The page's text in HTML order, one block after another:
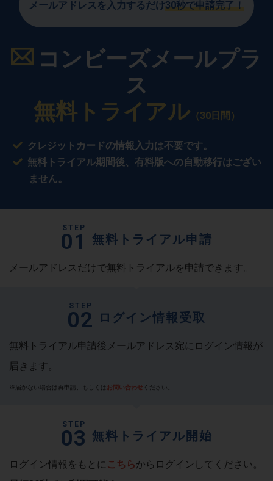
メールアドレスを入力するだけ30秒で申請完了！
コンビーズメールプラ
ス
無料トライアル（30日間）
クレジットカードの情報入力は不要です。
無料トライアル期間後、有料版への自動移行はござい
ません。
STEP
01 無料トライアル申請
メールアドレスだけで無料トライアルを申請できます。
STEP
02 ログイン情報 受取
無料トライアル申請後メールアドレス宛にログイン情報が
届きます。
※届かない場合は再申請、もしくは お問い合わせ ください。
STEP
03 無料トライアル開始
ログイン情報をもとに こちらからログインしてください。